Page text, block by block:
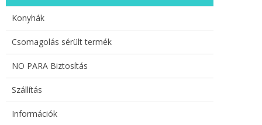
Konyhák
Csomagolás sérült termék
NO PARA Biztosítás
Szállítás
Információk